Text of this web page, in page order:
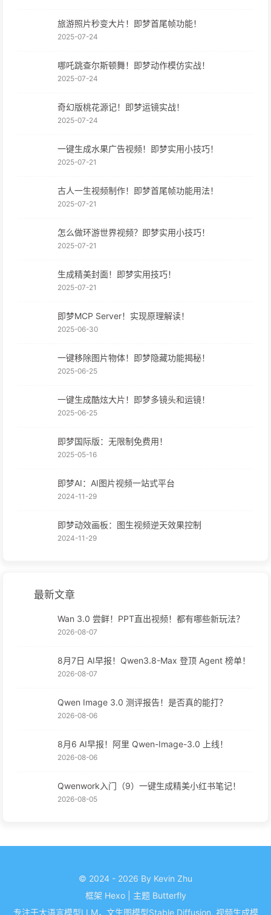
旅游照片秒变大片！即梦首尾帧功能！
2025-07-24
哪吒跳查尔斯顿舞！即梦动作模仿实战！
2025-07-24
奇幻版桃花源记！即梦运镜实战！
2025-07-24
一键生成水果广告视频！即梦实用小技巧！
2025-07-21
古人一生视频制作！即梦首尾帧功能用法！
2025-07-21
怎么做环游世界视频？即梦实用小技巧！
2025-07-21
生成精美封面！即梦实用技巧！
2025-07-21
即梦MCP Server！实现原理解读！
2025-06-30
一键移除图片物体！即梦隐藏功能揭秘！
2025-06-25
一键生成酷炫大片！即梦多镜头和运镜！
2025-06-25
即梦国际版：无限制免费用！
2025-05-16
即梦AI：AI图片视频一站式平台
2024-11-29
即梦动效画板：图生视频逆天效果控制
2024-11-29
最新文章
Wan 3.0 尝鲜！PPT直出视频！都有哪些新玩法？
2026-08-07
8月7日 AI早报！Qwen3.8-Max 登顶 Agent 榜单！
2026-08-07
Qwen Image 3.0 测评报告！是否真的能打？
2026-08-06
8月6 AI早报！阿里 Qwen-Image-3.0 上线！
2026-08-06
Qwenwork入门（9）一键生成精美小红书笔记！
2026-08-05
© 2024 - 2026 By Kevin Zhu
框架 Hexo 主题 Butterfly
专注于大语言模型LLM，文生图模型Stable Diffusion, 视频生成模